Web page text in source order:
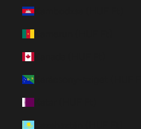
Kambodzsa (HUF Ft)